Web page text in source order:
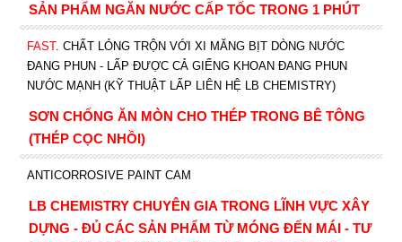
SẢN PHẨM NGĂN NƯỚC CẤP TỐC TRONG 1 PHÚT
FAST. CHẤT LỎNG TRỘN VỚI XI MĂNG BỊT DÒNG NƯỚC
ĐANG PHUN - LẤP ĐƯỢC CẢ GIẾNG KHOAN ĐANG PHUN
NƯỚC MẠNH (KỸ THUẬT LẤP LIÊN HỆ LB CHEMISTRY)
SƠN CHỐNG ĂN MÒN CHO THÉP TRONG BÊ TÔNG
(THÉP CỌC NHỒI)
ANTICORROSIVE PAINT CAM
LB CHEMISTRY CHUYÊN GIA TRONG LĨNH VỰC XÂY
DỰNG - ĐỦ CÁC SẢN PHẨM TỪ MÓNG ĐẾN MÁI - TƯ